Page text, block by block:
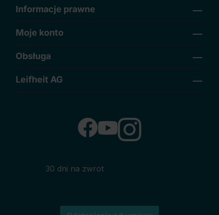
Informacje prawne
Moje konto
Obsługa
Leifheit AG
30 dni na zwrot